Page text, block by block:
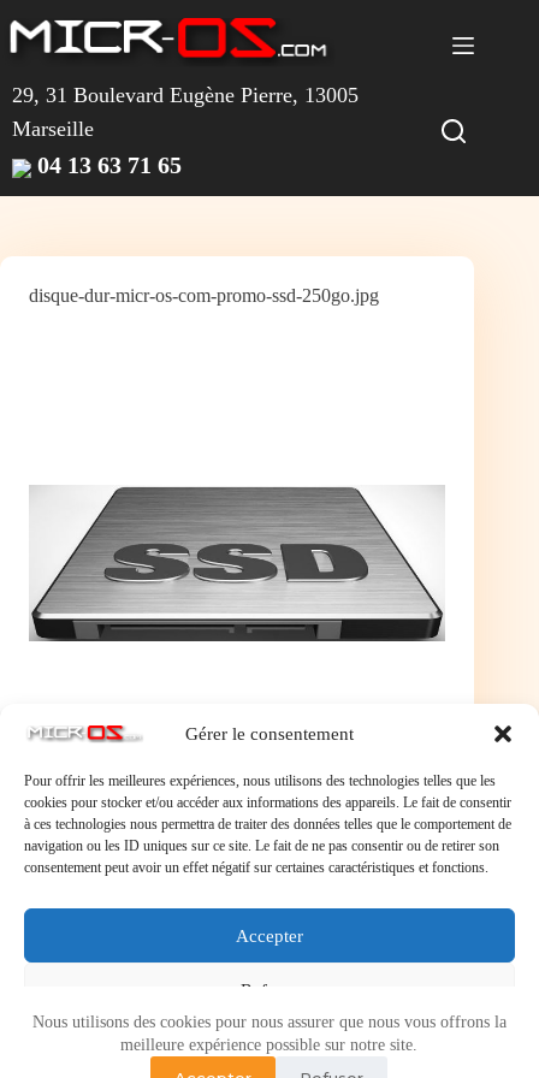
Gérer le consentement
Pour offrir les meilleures expériences, nous utilisons des technologies telles que les
cookies pour stocker et/ou accéder aux informations des appareils. Le fait de consentir
à ces technologies nous permettra de traiter des données telles que le comportement de
navigation ou les ID uniques sur ce site. Le fait de ne pas consentir ou de retirer son
consentement peut avoir un effet négatif sur certaines caractéristiques et fonctions.
Accepter
Refuser
Voir les préférences
au
contenu
Nous utilisons des cookies pour nous assurer que nous vous offrons la
meilleure expérience possible sur notre site.
29, 31 Boulevard Eugène Pierre, 13005
Marseille
04 13 63 71 65
disque-dur-micr-os-com-promo-ssd-250go.jpg
Laisser un commentaire
Vous devez
pour publier un commentaire.